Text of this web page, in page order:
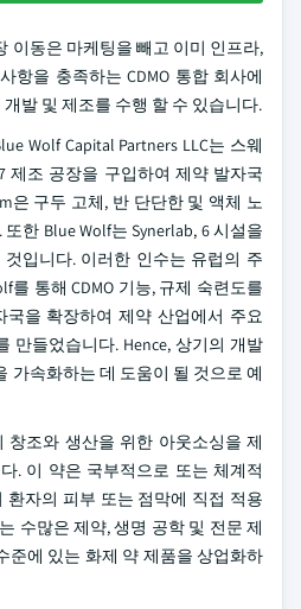
이동은 마케팅을 빼고 이미 인프라,
항을 충족하는 CDMO 통합 회사에
발 및 제조를 수행 할 수 있습니다.
Wolf Capital Partners LLC는 스웨
제조 공장을 구입하여 제약 발자국
은 구두 고체, 반 단단한 및 액체 노
한 Blue Wolf는 Synerlab, 6 시설을
것입니다. 이러한 인수는 유럽의 주
를 통해 CDMO 기능, 규제 숙련도를
을 확장하여 제약 산업에서 주요
만들었습니다. Hence, 상기의 개발
가속화하는 데 도움이 될 것으로 예
창조와 생산을 위한 아웃소싱을 제
. 이 약은 국부적으로 또는 체계적
환자의 피부 또는 점막에 직접 적용
수많은 제약, 생명 공학 및 전문 제
준에 있는 화제 약 제품을 상업화하